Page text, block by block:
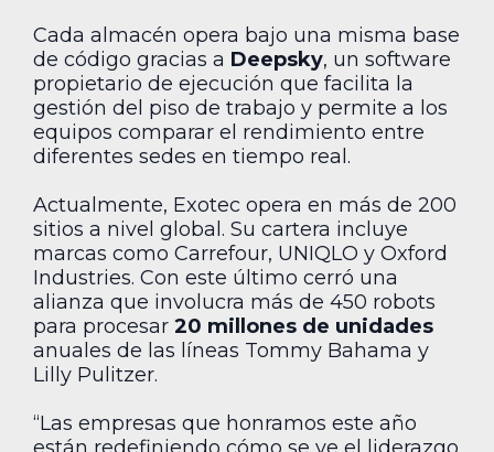
Cada almacén opera bajo una misma base
de código gracias a Deepsky, un software
propietario de ejecución que facilita la
gestión del piso de trabajo y permite a los
equipos comparar el rendimiento entre
diferentes sedes en tiempo real.
Actualmente, Exotec opera en más de 200
sitios a nivel global. Su cartera incluye
marcas como Carrefour, UNIQLO y Oxford
Industries. Con este último cerró una
alianza que involucra más de 450 robots
para procesar 20 millones de unidades
anuales de las líneas Tommy Bahama y
Lilly Pulitzer.
“Las empresas que honramos este año